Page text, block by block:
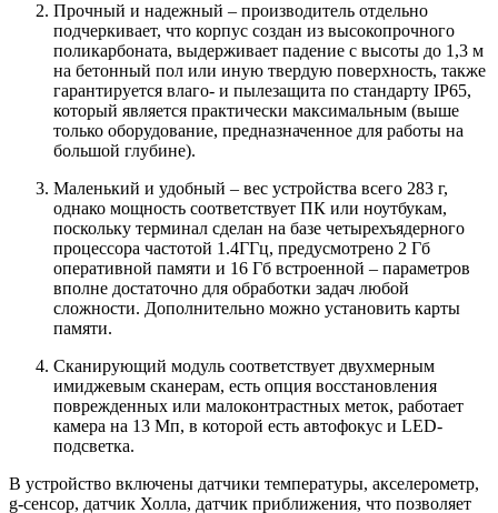
Прочный и надежный – производитель отдельно
подчеркивает, что корпус создан из высокопрочного
поликарбоната, выдерживает падение с высоты до 1,3 м
на бетонный пол или иную твердую поверхность, также
гарантируется влаго- и пылезащита по стандарту IP65,
который является практически максимальным (выше
только оборудование, предназначенное для работы на
большой глубине).
Маленький и удобный – вес устройства всего 283 г,
однако мощность соответствует ПК или ноутбукам,
поскольку терминал сделан на базе четырехъядерного
процессора частотой 1.4ГГц, предусмотрено 2 Гб
оперативной памяти и 16 Гб встроенной – параметров
вполне достаточно для обработки задач любой
сложности. Дополнительно можно установить карты
памяти.
Сканирующий модуль соответствует двухмерным
имиджевым сканерам, есть опция восстановления
поврежденных или малоконтрастных меток, работает
камера на 13 Мп, в которой есть автофокус и LED-
подсветка.
В устройство включены датчики температуры, акселерометр,
g-сенсор, датчик Холла, датчик приближения, что позволяет